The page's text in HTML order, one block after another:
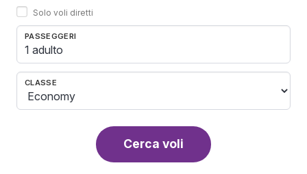
Solo voli diretti
PASSEGGERI
1 adulto
CLASSE
Cerca voli